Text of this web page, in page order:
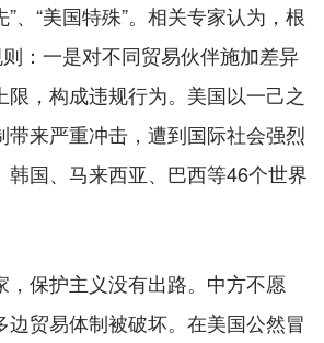
“美国特殊”。相关专家认为，根
：一是对不同贸易伙伴施加差异
，构成违规行为。美国以一己之
来严重冲击，遭到国际社会强烈
国、马来西亚、巴西等46个世界
保护主义没有出路。中方不愿
贸易体制被破坏。在美国公然冒